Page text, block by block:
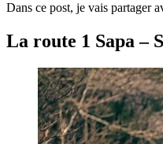
Dans ce post, je vais partager
La route 1 Sapa –